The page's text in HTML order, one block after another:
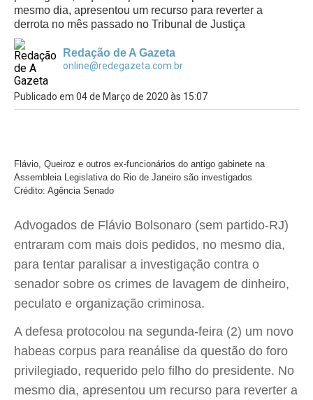
mesmo dia, apresentou um recurso para reverter a
derrota no mês passado no Tribunal de Justiça
Redação de A Gazeta
online@redegazeta.com.br
Publicado em 04 de Março de 2020 às 15:07
Flávio, Queiroz e outros ex-funcionários do antigo gabinete na
Assembleia Legislativa do Rio de Janeiro são investigados
Crédito: Agência Senado
Advogados de Flávio Bolsonaro (sem partido-RJ)
entraram com mais dois pedidos, no mesmo dia,
para tentar paralisar a investigação contra o
senador sobre os crimes de lavagem de dinheiro,
peculato e organização criminosa.
A defesa protocolou na segunda-feira (2) um novo
habeas corpus para reanálise da questão do foro
privilegiado, requerido pelo filho do presidente. No
mesmo dia, apresentou um recurso para reverter a